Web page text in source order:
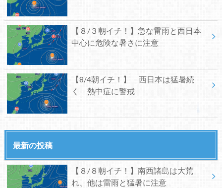
【８/３朝イチ！】急な雷雨と西日本
中心に危険な暑さに注意
【8/4朝イチ！】 西日本は猛暑続
く 熱中症に警戒
最新の投稿
【８/８朝イチ！】南西諸島は大荒
れ、他は雷雨と猛暑に注意